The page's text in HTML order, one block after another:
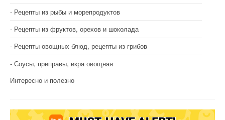
Рецепты из рыбы и морепродуктов
Рецепты из фруктов, орехов и шоколада
Рецепты овощных блюд, рецепты из грибов
Соусы, приправы, икра овощная
Интересно и полезно